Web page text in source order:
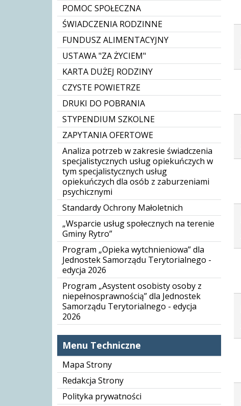
POMOC SPOŁECZNA
ŚWIADCZENIA RODZINNE
FUNDUSZ ALIMENTACYJNY
USTAWA "ZA ŻYCIEM"
KARTA DUŻEJ RODZINY
CZYSTE POWIETRZE
DRUKI DO POBRANIA
STYPENDIUM SZKOLNE
ZAPYTANIA OFERTOWE
Analiza potrzeb w zakresie świadczenia
specjalistycznych usług opiekuńczych w
tym specjalistycznych usług
opiekuńczych dla osób z zaburzeniami
psychicznymi
Standardy Ochrony Małoletnich
„Wsparcie usług społecznych na terenie
Gminy Rytro”
Program „Opieka wytchnieniowa” dla
Jednostek Samorządu Terytorialnego -
edycja 2026
Program „Asystent osobisty osoby z
niepełnosprawnością” dla Jednostek
Samorządu Terytorialnego - edycja
2026
Menu Techniczne
Mapa Strony
Redakcja Strony
Polityka prywatności